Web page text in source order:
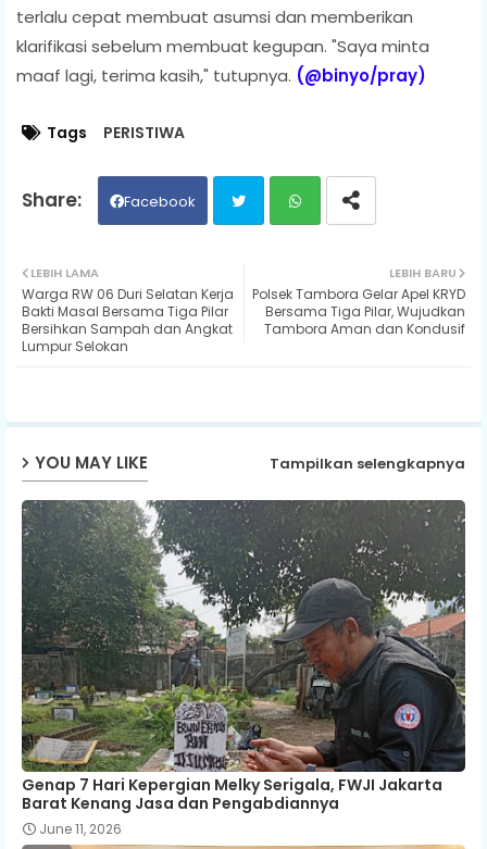
terlalu cepat membuat asumsi dan memberikan
klarifikasi sebelum membuat kegupan. "Saya minta
maaf lagi, terima kasih," tutupnya. (@binyo/pray)
Tags PERISTIWA
Facebook
ter ats
LEBIH BARU
Polsek Tambora Gelar Apel KRYD
Bersama Tiga Pilar, Wujudkan
Tambora Aman dan Kondusif
LEBIH LAMA
Warga RW 06 Duri Selatan Kerja
Bakti Masal Bersama Tiga Pilar
Bersihkan Sampah dan Angkat
Lumpur Selokan
YOU MAY LIKE Tampilkan selengkapnya
Genap 7 Hari Kepergian Melky Serigala, FWJI Jakarta
Barat Kenang Jasa dan Pengabdiannya
June 11, 2026